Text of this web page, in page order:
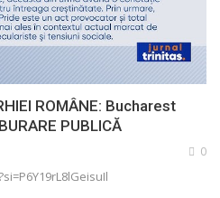
ROMÂNE: Bucharest
PUBLICĂ
0